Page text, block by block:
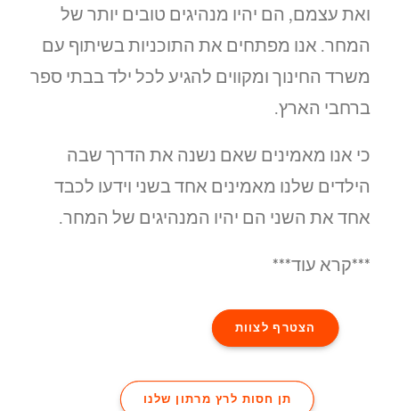
ואת עצמם, הם יהיו מנהיגים טובים יותר של
המחר. אנו מפתחים את התוכניות בשיתוף עם
משרד החינוך ומקווים להגיע לכל ילד בבתי ספר
ברחבי הארץ.
כי אנו מאמינים שאם נשנה את הדרך שבה
הילדים שלנו מאמינים אחד בשני וידעו לכבד
אחד את השני הם יהיו המנהיגים של המחר.
***קרא עוד***
הצטרף לצוות
תן חסות לרץ מרתון שלנו